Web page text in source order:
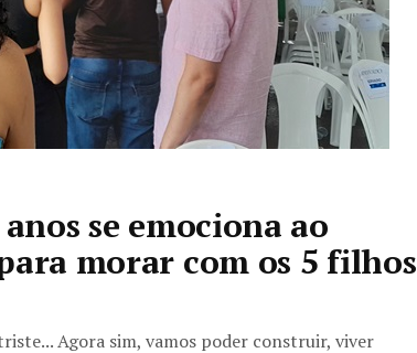
se emociona ao
morar com os 5 filhos
Agora sim, vamos poder construir, viver